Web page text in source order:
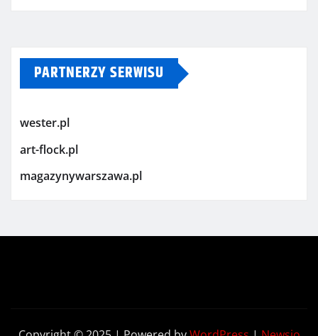
PARTNERZY SERWISU
wester.pl
art-flock.pl
magazynywarszawa.pl